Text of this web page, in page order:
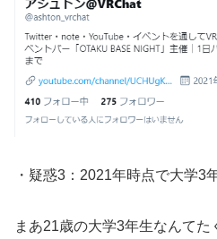
・疑惑3：2021年時点で大学3
まあ21歳の大学3年生なんてた